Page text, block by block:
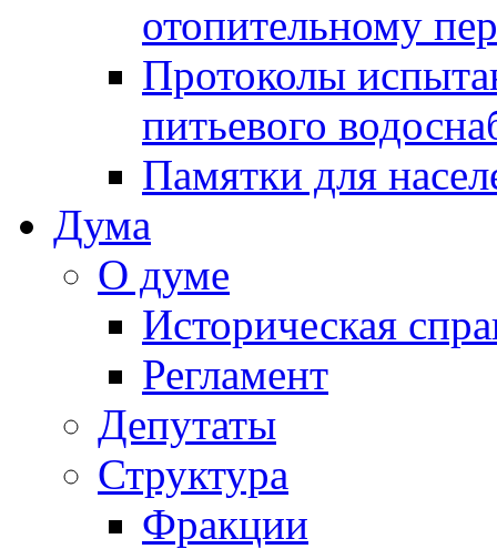
отопительному
Протоколы
питьевого
Памятки для
Дума
О думе
Историческая
Регламент
Депутаты
Структура
Фракции